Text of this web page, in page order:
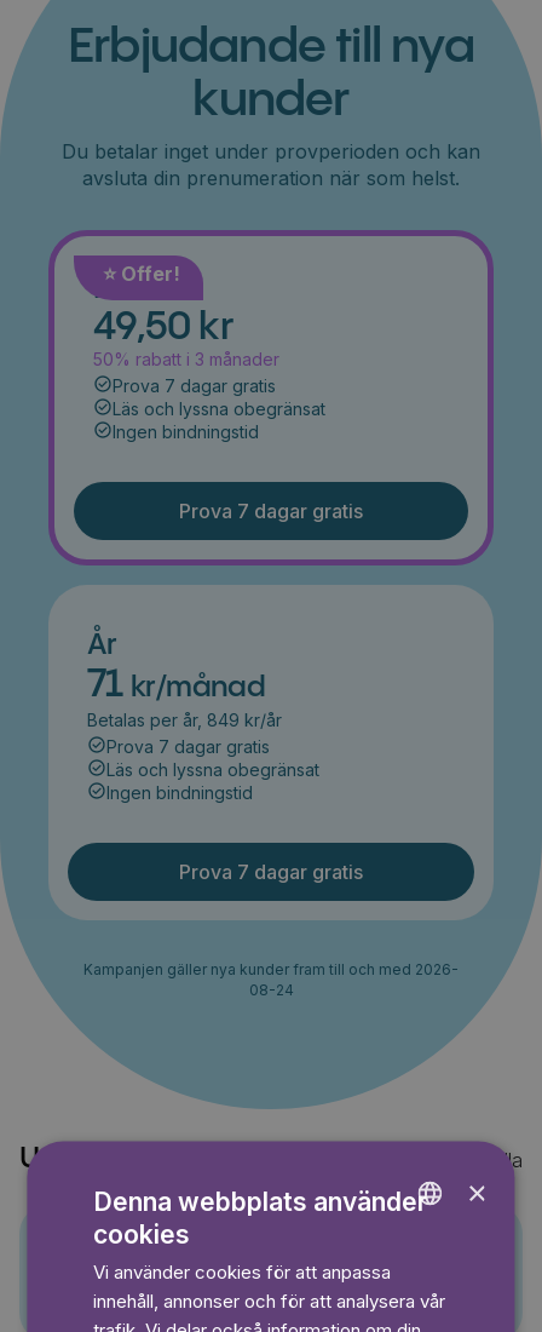
Erbjudande till nya
kunder
Du betalar inget under provperioden och kan
avsluta din prenumeration när som helst.
⭐️ Offer!
Månad
49,50 kr
50% rabatt i 3 månader
Prova 7 dagar gratis
Läs och lyssna obegränsat
Ingen bindningstid
Prova 7 dagar gratis
År
71 kr/månad
Betalas per år, 849 kr/år
Prova 7 dagar gratis
Läs och lyssna obegränsat
Ingen bindningstid
Prova 7 dagar gratis
Kampanjen gäller nya kunder fram till och med 2026-
08-24
Upptäck också Visa alla
×
Denna webbplats använder
cookies
Vi använder cookies för att anpassa
innehåll, annonser och för att analysera vår